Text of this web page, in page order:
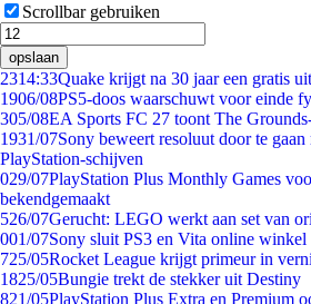
Scrollbar gebruiken
opslaan
2314:33Quake krijgt na 30 jaar een gratis
1906/08PS5-doos waarschuwt voor einde
305/08EA Sports FC 27 toont The
1931/07Sony beweert resoluut door te
PlayStation-schijven
029/07PlayStation Plus Monthly Games
bekendgemaakt
526/07Gerucht: LEGO werkt aan set van
001/07Sony sluit PS3 en Vita online winkel
725/05Rocket League krijgt primeur in
1825/05Bungie trekt de stekker uit Destiny
821/05PlayStation Plus Extra en Premium